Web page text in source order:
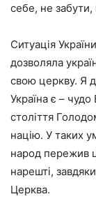
себе, не
Ситуація
дозволяла
свою церкву. Я
Україна є –
століття
націю. У таких
народ пережив
нарешті,
Церква.